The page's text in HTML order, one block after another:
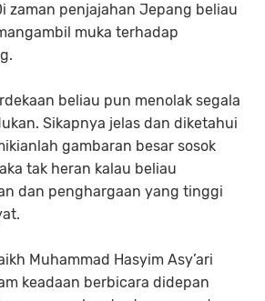
zaman penjajahan Jepang beliau
muka terhadap
beliau pun menolak segala
Sikapnya jelas dan diketahui
gambaran besar sosok
tak heran kalau beliau
dan penghargaan yang tinggi
Muhammad Hasyim Asy’ari
keadaan berbicara didepan